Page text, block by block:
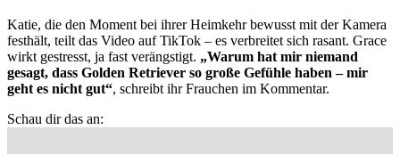
Katie, die den Moment bei ihrer Heimkehr bewusst mit der Kamera
festhält, teilt das Video auf TikTok – es verbreitet sich rasant. Grace
wirkt gestresst, ja fast verängstigt. „Warum hat mir niemand
gesagt, dass Golden Retriever so große Gefühle haben – mir
geht es nicht gut“, schreibt ihr Frauchen im Kommentar.
Schau dir das an: